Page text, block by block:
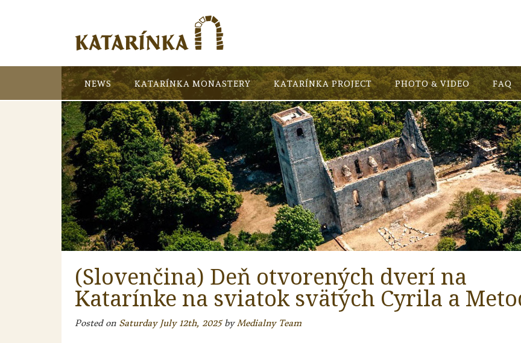
NEWS KATARÍNKA MONASTERY KATARÍNKA PROJECT PHOTO & VIDEO FAQ
(Slovenčina) Deň otvorených dverí na
Katarínke na sviatok svätých Cyrila a
Posted on Saturday July 12th, 2025byMedialny Team